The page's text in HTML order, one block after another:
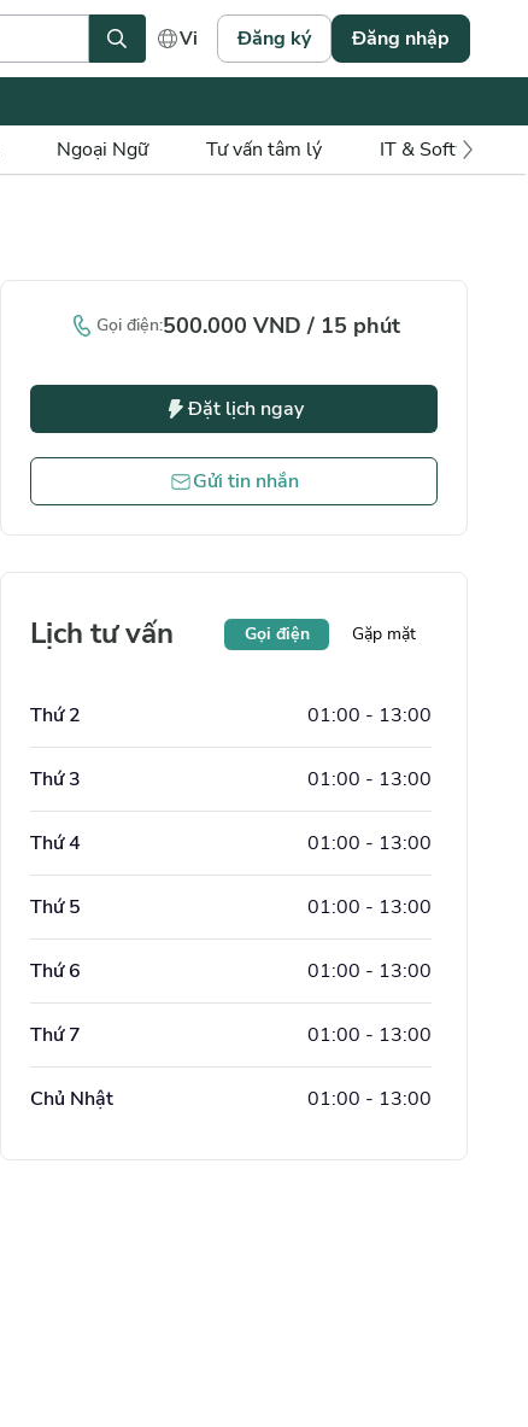
Vi Đăng ký Đăng nhập
Ngoại Ngữ Tư vấn tâm lý IT & Software
Gọi điện:500.000 VND / 15 phút
Đặt lịch ngay
Gửi tin nhắn
Lịch tư vấn Gọi điện Gặp mặt
Thứ 2 01:00 - 13:00
Thứ 3 01:00 - 13:00
Thứ 4 01:00 - 13:00
Thứ 5 01:00 - 13:00
Thứ 6 01:00 - 13:00
Thứ 7 01:00 - 13:00
Chủ Nhật 01:00 - 13:00